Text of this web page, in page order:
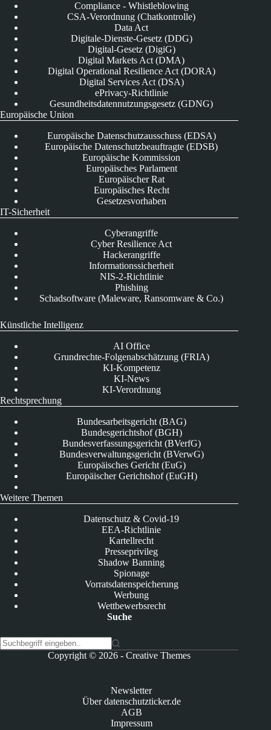
Compliance - Whistleblowing
CSA-Verordnung (Chatkontrolle)
Data Act
Digitale-Dienste-Gesetz (DDG)
Digital-Gesetz (DigiG)
Digital Markets Act (DMA)
Digital Operational Resilience Act (DORA)
Digital Services Act (DSA)
ePrivacy-Richtlinie
Gesundheitsdatennutzungsgesetz (GDNG)
Europäische Union
Europäische Datenschutzausschuss (EDSA)
Europäische Datenschutzbeauftragte (EDSB)
Europäische Kommission
Europäisches Parlament
Europäischer Rat
Europäisches Recht
Gesetzesvorhaben
IT-Sicherheit
Cyberangriffe
Cyber Resilience Act
Hackerangriffe
Informationssicherheit
NIS-2-Richtlinie
Phishing
Schadsoftware (Maleware, Ransomware & Co.)
Künstliche Intelligenz
AI Office
Grundrechte-Folgenabschätzung (FRIA)
KI-Kompetenz
KI-News
KI-Verordnung
Rechtsprechung
Bundesarbeitsgericht (BAG)
Bundesgerichtshof (BGH)
Bundesverfassungsgericht (BVerfG)
Bundesverwaltungsgericht (BVerwG)
Europäisches Gericht (EuG)
Europäischer Gerichtshof (EuGH)
Weitere Themen
Datenschutz & Covid-19
EEA-Richtlinie
Kartellrecht
Presseprivileg
Shadow Banning
Spionage
Vorratsdatenspeicherung
Werbung
Wettbewerbsrecht
Suche
Copyright © 2026 -Creative Themes
Newsletter
Über datenschutzticker.de
AGB
Impressum